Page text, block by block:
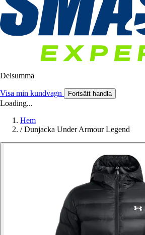
Delsumma
Visa min kundvagn Fortsätt handla
Loading...
Hem
/ Dunjacka Under Armour Legend